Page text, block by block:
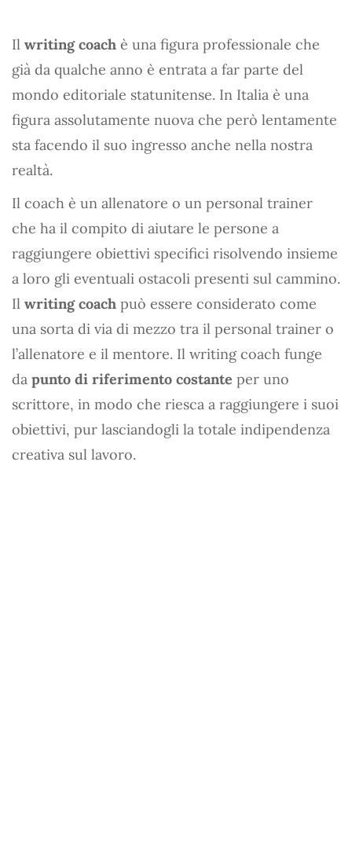
Il writing coach è una figura professionale che
già da qualche anno è entrata a far parte del
mondo editoriale statunitense. In Italia è una
figura assolutamente nuova che però lentamente
sta facendo il suo ingresso anche nella nostra
realtà.
Il coach è un allenatore o un personal trainer
che ha il compito di aiutare le persone a
raggiungere obiettivi specifici risolvendo insieme
a loro gli eventuali ostacoli presenti sul cammino.
Il writing coach può essere considerato come
una sorta di via di mezzo tra il personal trainer o
l’allenatore e il mentore. Il writing coach funge
da punto di riferimento costante per uno
scrittore, in modo che riesca a raggiungere i suoi
obiettivi, pur lasciandogli la totale indipendenza
creativa sul lavoro.